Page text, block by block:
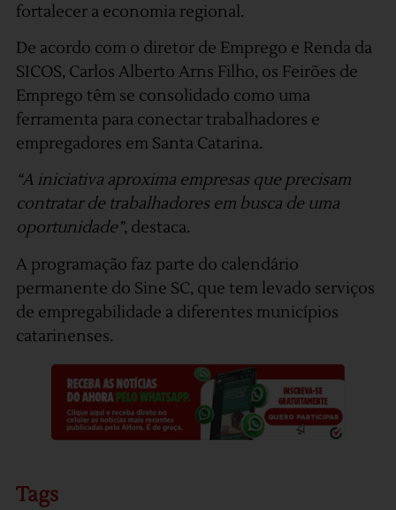
fortalecer a economia regional.
De acordo com o diretor de Emprego e Renda da
SICOS, Carlos Alberto Arns Filho, os Feirões de
Emprego têm se consolidado como uma
ferramenta para conectar trabalhadores e
empregadores em Santa Catarina.
“A iniciativa aproxima empresas que precisam
contratar de trabalhadores em busca de uma
oportunidade”, destaca.
A programação faz parte do calendário
permanente do Sine SC, que tem levado serviços
de empregabilidade a diferentes municípios
catarinenses.
Tags